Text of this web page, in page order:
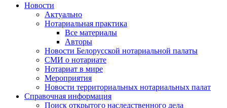
Новости
Актуально
Нотариальная практика
Все материалы
Авторы
Новости Белорусской нотариальной палаты
СМИ о нотариате
Нотариат в мире
Мероприятия
Новости территориальных нотариальных палат
Справочная информация
Поиск открытого наследственного дела